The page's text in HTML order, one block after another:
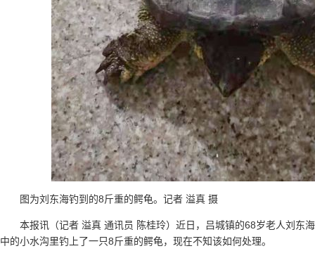
图为刘东海钓到的8斤重的鳄龟。记者 溢真 摄
本报讯（记者 溢真 通讯员 陈桂玲）近日，吕城镇的68岁老人刘东
中的小水沟里钓上了一只8斤重的鳄龟，现在不知该如何处理。